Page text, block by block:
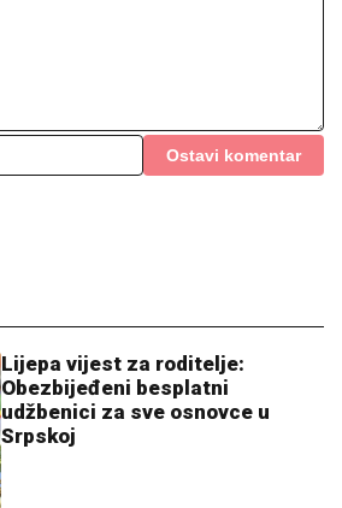
Ostavi komentar
Lijepa vijest za roditelje:
Obezbijeđeni besplatni
udžbenici za sve osnovce u
Srpskoj